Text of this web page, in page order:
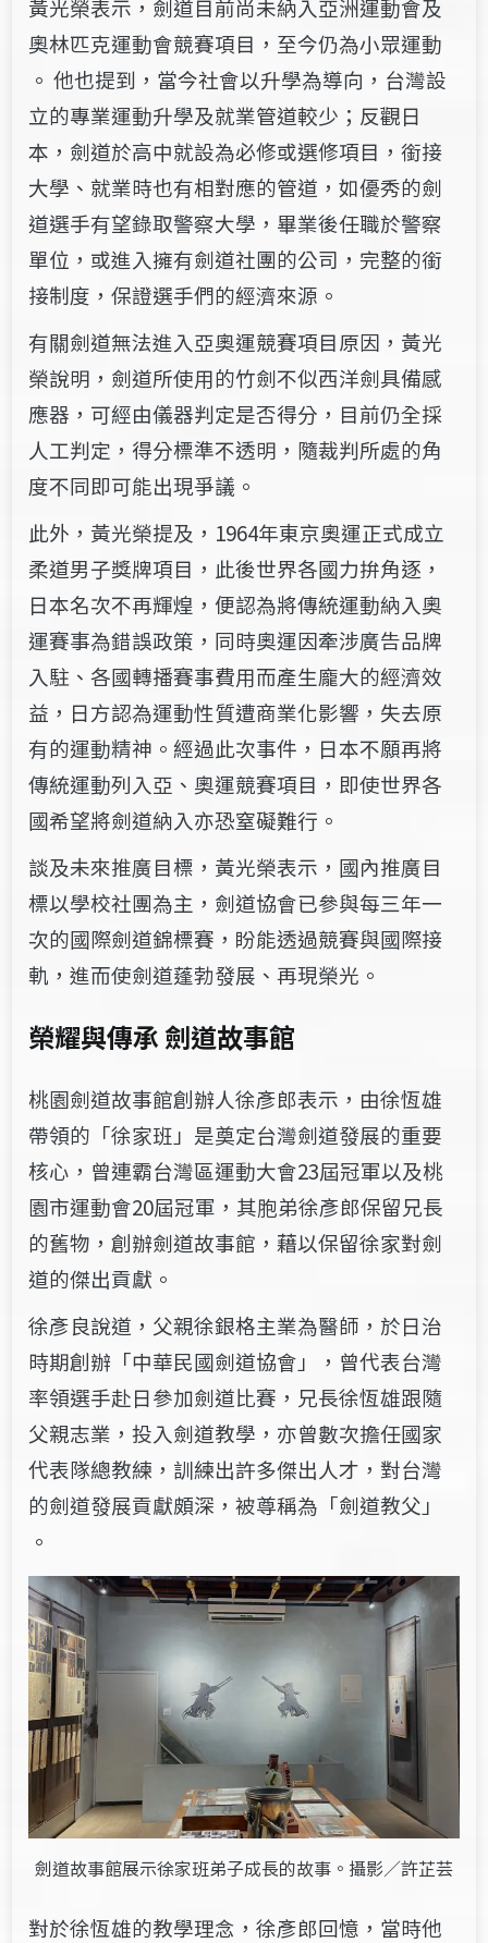
黃光榮表示，劍道​​目前​​尚未納入亞洲運動會及
奧林匹克運動會競賽項目，至今仍為小眾運動​​​​
。 他也提到​​，當今社會以升學為導向，​​台灣設
立的專業運動升學及就業管道較少；反觀日
本，劍道於高中就設為必修或選修項目，銜接
大學、就業時也有相對應的管道，如優秀的劍
道選手有望​​​錄取​​警察大學，畢業後任職於警察
單位，或進入擁有劍道社團的公司，​完整的​​銜
接制度​​​​，保證選手們的經濟來源。​
有關劍道無法進入亞奧運競賽項目原因，黃光
榮說明，​劍道所使用的竹劍不似西洋劍具備感
應器，可經由儀器判定是否得分，目前仍全採
人工判定，得分​​標準​​不透明，隨裁判所處的角
度不同即可能出現爭議。
此外，​​黃光榮提及，1964年東京奧運正式成立
柔道男子獎牌項目，此後世界各國力拚​​角逐，
日本名次​​​不再​輝煌，便認為將傳統運動納入奧
運​​賽事為錯誤政策，​​同時奧運因牽涉廣告品牌
入駐、各國轉播賽事費用而產生龐大的經濟效
益，日方認為運動性質遭商業化影響，失去原
有的運動精神。經過此次事件，​日本​不願再將
傳統運動列入亞​、​奧運競賽項目，即使世界各
國希望將劍道納入亦恐窒礙難行。
談及未來推廣目標，黃光榮表示，​國內​推廣目
標​以學校社團為主，劍道協會​已​參與每三年一
次的國際劍道錦標賽，​盼能​透過競賽與國際接
軌，​進而使​​​劍道蓬勃發展​、​​再現​榮光。
榮耀與傳承 劍道故事館
桃園劍道故事館創辦人徐彥郎表示，由徐恆雄
帶領的「徐家班」是奠定台灣劍道發展的重要
核心，曾連霸台灣區運動大會23屆冠軍以及桃
園市運動會20屆冠軍，​其​胞弟徐彥郎保留兄長
的舊物，創辦劍道故事館，藉以保留徐家對劍
道的傑出貢獻。
徐彥良說道，父親徐銀格主業為醫師，於日治
時期創辦「中華民國劍道協會」，曾代表台灣
率​領選手赴日參加劍道比賽，兄長徐恆雄跟隨
父親志業，投入劍道教學，亦曾​數次​擔任​國家
代表隊總教練，​訓練出許多傑出人才，對台灣
的劍道發展貢獻頗深，​被尊稱為「劍道教父」​
。
劍道故事館展示徐家班弟子成長的故事。攝影／許芷芸
對於徐恆雄的教學理念，徐彥郎回憶，​當時​他